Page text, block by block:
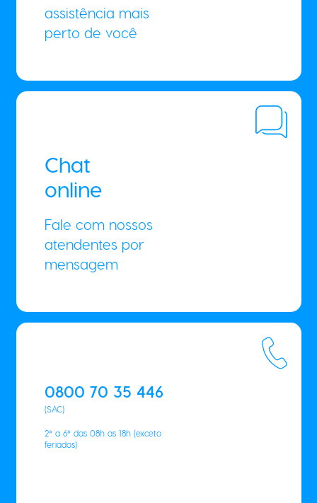
assistência mais
perto de você
Chat
online
Fale com nossos
atendentes por
mensagem
0800 70 35 446
(SAC)
2ª a 6ª das 08h as 18h (exceto
feriados)